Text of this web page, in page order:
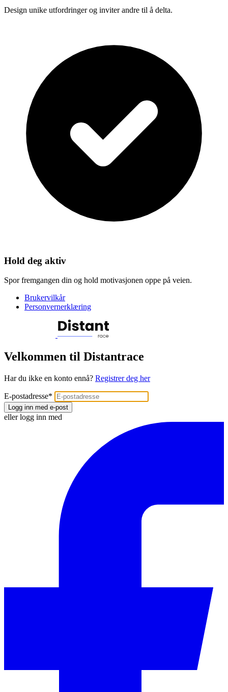
Design unike utfordringer og inviter andre til å delta.
Hold deg aktiv
Spor fremgangen din og hold motivasjonen oppe på veien.
Brukervilkår
Personvernerklæring
Velkommen til Distantrace
Har du ikke en konto ennå? Registrer deg her
E-postadresse*
Logg inn med e-post
eller logg inn med